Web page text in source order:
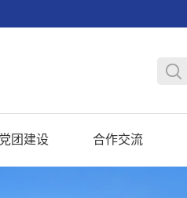
党团建设 合作交流